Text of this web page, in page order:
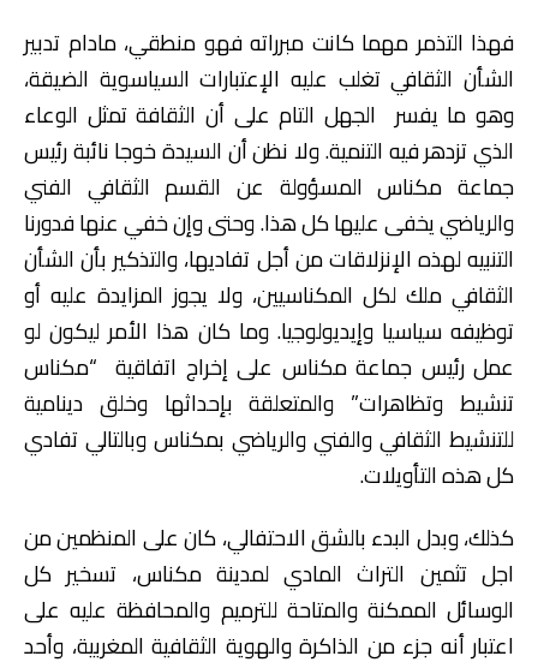
فهذا التذمر مهما كانت مبرراته فهو منطقي، مادام تدبير
الشأن الثقافي تغلب عليه الإعتبارات السياسوية الضيقة،
وهو ما يفسر الجهل التام على أن الثقافة تمثل الوعاء
الذي تزدهر فيه التنمية. ولا نظن أن السيدة خوجا نائبة رئيس
جماعة مكناس المسؤولة عن القسم الثقافي الفني
والرياضي يخفى عليها كل هذا. وحتى وإن خفي عنها فدورنا
التنبيه لهذه الإنزلاقات من أجل تفاديها، والتذكير بأن الشأن
الثقافي ملك لكل المكناسيين، ولا يجوز المزايدة عليه أو
توظيفه سياسيا وإيديولوجيا. وما كان هذا الأمر ليكون لو
عمل رئيس جماعة مكناس على إخراج اتفاقية “مكناس
تنشيط وتظاهرات” والمتعلقة بإحداثها وخلق دينامية
للتنشيط الثقافي والفني والرياضي بمكناس وبالتالي تفادي
كل هذه التأويلات.
كذلك، وبدل البدء بالشق الاحتفالي، كان على المنظمين من
اجل تثمين التراث المادي لمدينة مكناس، تسخير كل
الوسائل الممكنة والمتاحة للترميم والمحافظة عليه على
اعتبار أنه جزء من الذاكرة والهوية الثقافية المغربية، وأحد